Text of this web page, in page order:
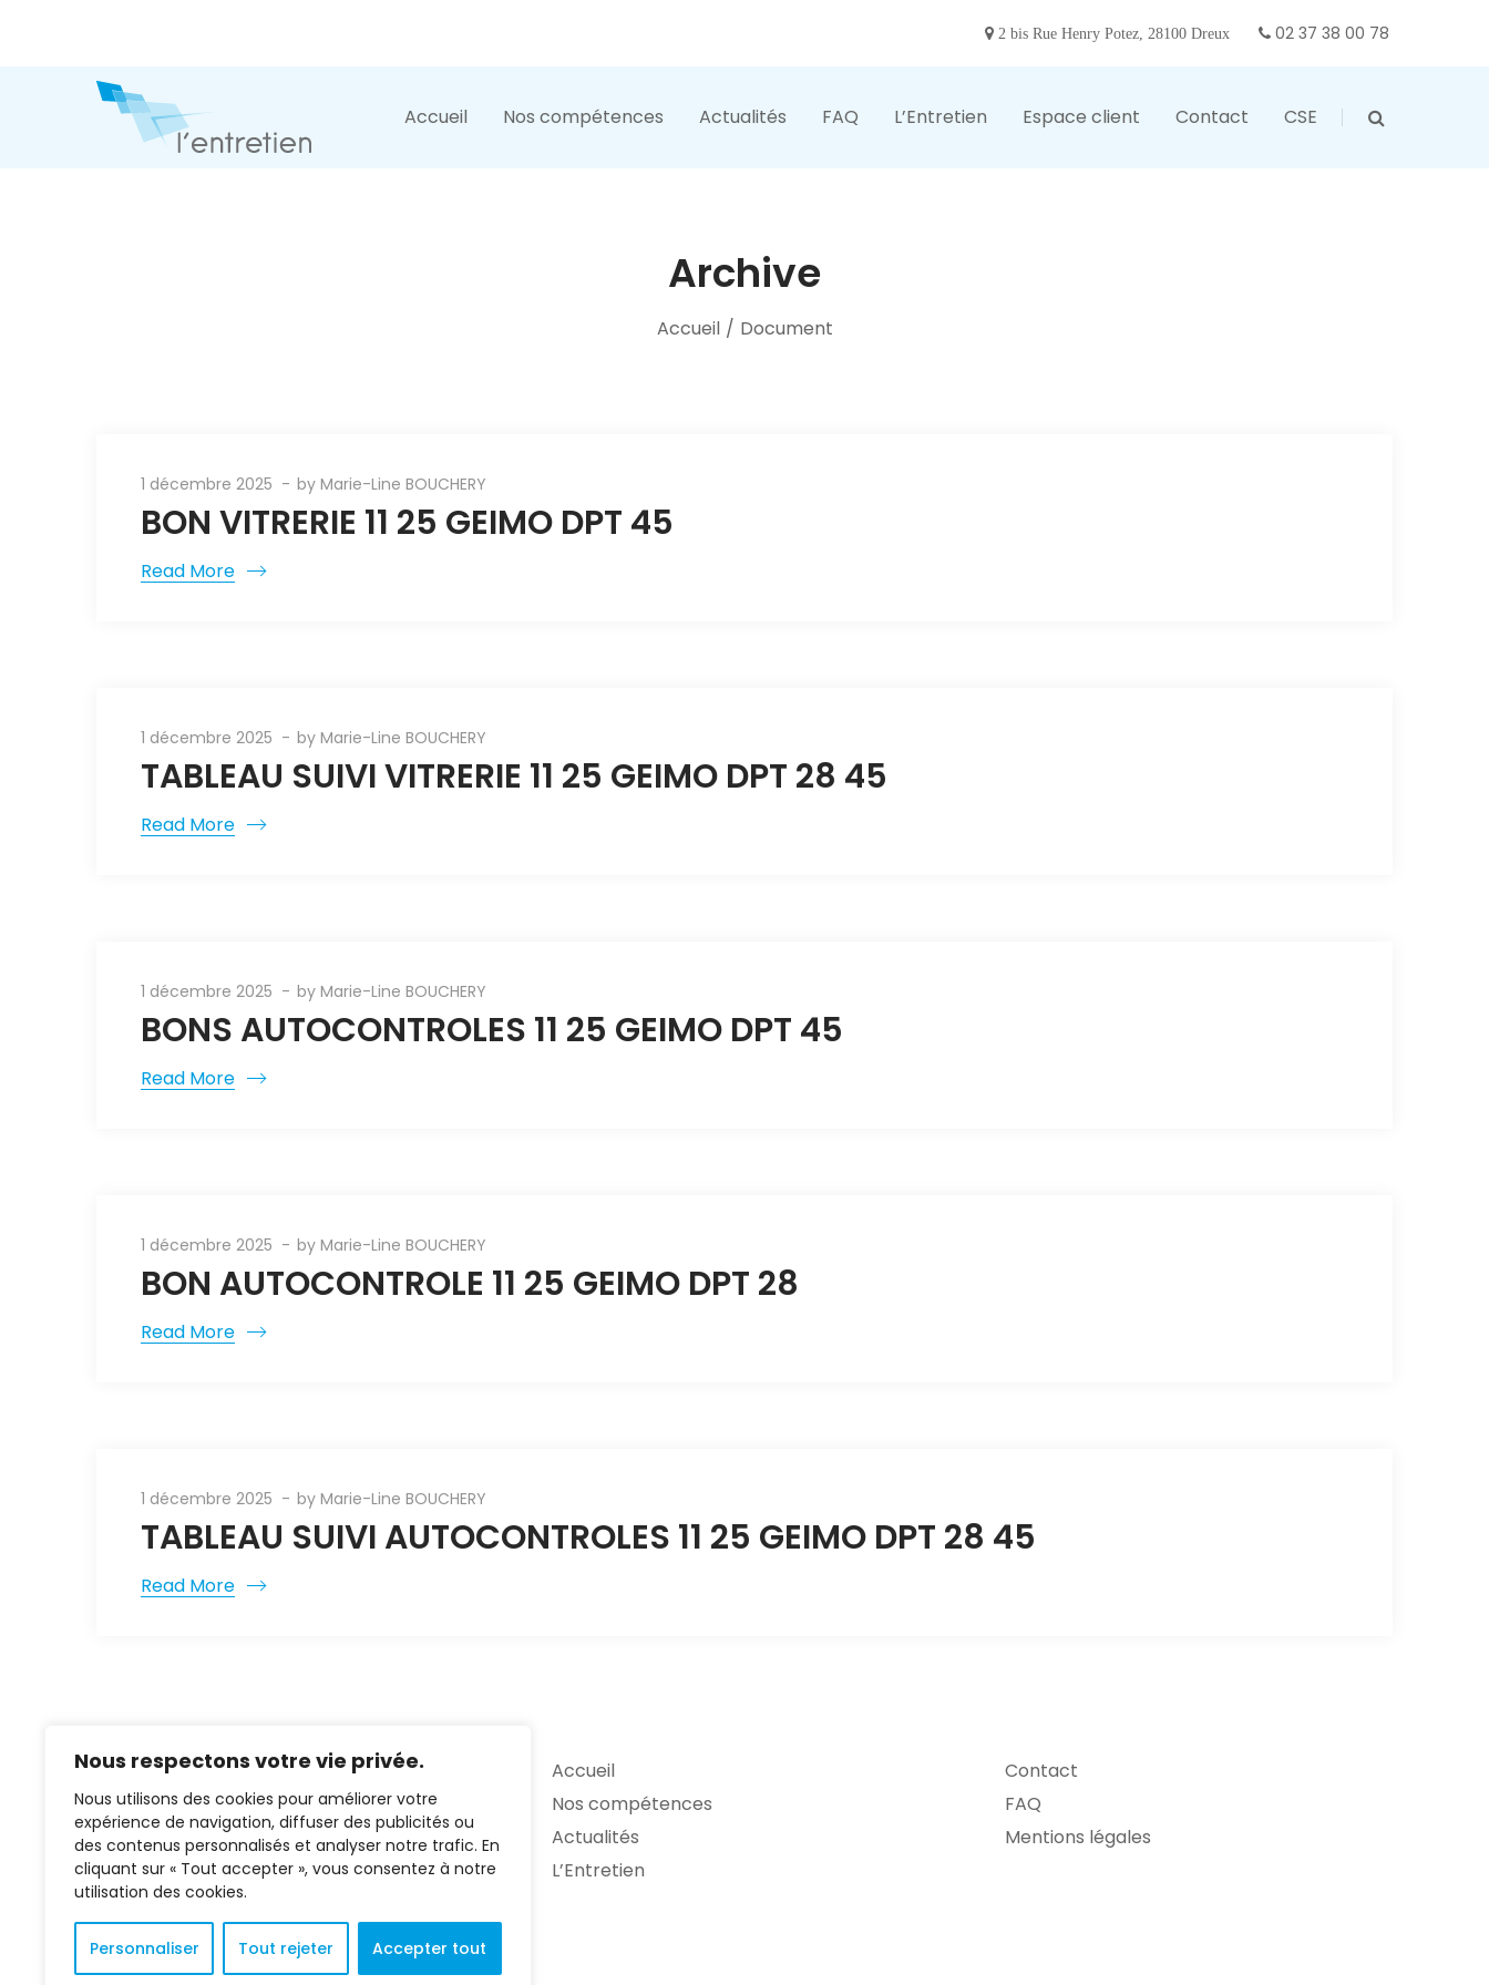
Nous respectons votre vie privée.
Nous utilisons des cookies pour améliorer votre
expérience de navigation, diffuser des publicités ou
des contenus personnalisés et analyser notre trafic. En
cliquant sur « Tout accepter », vous consentez à notre
utilisation des cookies.
Personnaliser Tout rejeter Accepter tout
2 bis Rue Henry Potez, 28100 Dreux 02 37 38 00 78
Accueil Nos compétences Actualités FAQ L’Entretien Espace client Contact CSE
Archive
Accueil / Document
1 décembre 2025 by Marie-Line BOUCHERY
BON VITRERIE 11 25 GEIMO DPT 45
Read More
1 décembre 2025 by Marie-Line BOUCHERY
TABLEAU SUIVI VITRERIE 11 25 GEIMO DPT 28 45
Read More
1 décembre 2025 by Marie-Line BOUCHERY
BONS AUTOCONTROLES 11 25 GEIMO DPT 45
Read More
1 décembre 2025 by Marie-Line BOUCHERY
BON AUTOCONTROLE 11 25 GEIMO DPT 28
Read More
1 décembre 2025 by Marie-Line BOUCHERY
TABLEAU SUIVI AUTOCONTROLES 11 25 GEIMO DPT 28 45
Read More
02 37 38 00 78
Accueil
Nos compétences
Actualités
L’Entretien
Contact
FAQ
Mentions légales